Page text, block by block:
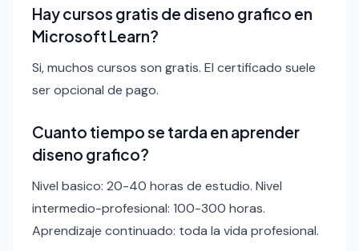
Hay cursos gratis de diseno grafico en
Microsoft Learn?
Si, muchos cursos son gratis. El certificado suele
ser opcional de pago.
Cuanto tiempo se tarda en aprender
diseno grafico?
Nivel basico: 20-40 horas de estudio. Nivel
intermedio-profesional: 100-300 horas.
Aprendizaje continuado: toda la vida profesional.